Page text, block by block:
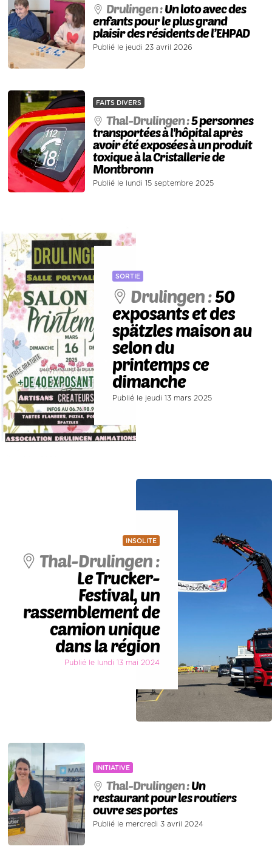
Drulingen :Un loto avec des
enfants pour le plus grand
plaisir des résidents de l’EHPAD
Publié le jeudi 23 avril 2026
FAITS DIVERS
Thal-Drulingen :5 personnes
transportées à l'hôpital après
avoir été exposées à un produit
toxique à la Cristallerie de
Montbronn
Publié le lundi 15 septembre 2025
SORTIE
Drulingen :50
exposants et des
spätzles maison au
selon du
printemps ce
dimanche
Publié le jeudi 13 mars 2025
INSOLITE
Thal-Drulingen :
Le Trucker-
Festival, un
rassemblement de
camion unique
dans la région
Publié le lundi 13 mai 2024
INITIATIVE
Thal-Drulingen :Un
restaurant pour les routiers
ouvre ses portes
Publié le mercredi 3 avril 2024